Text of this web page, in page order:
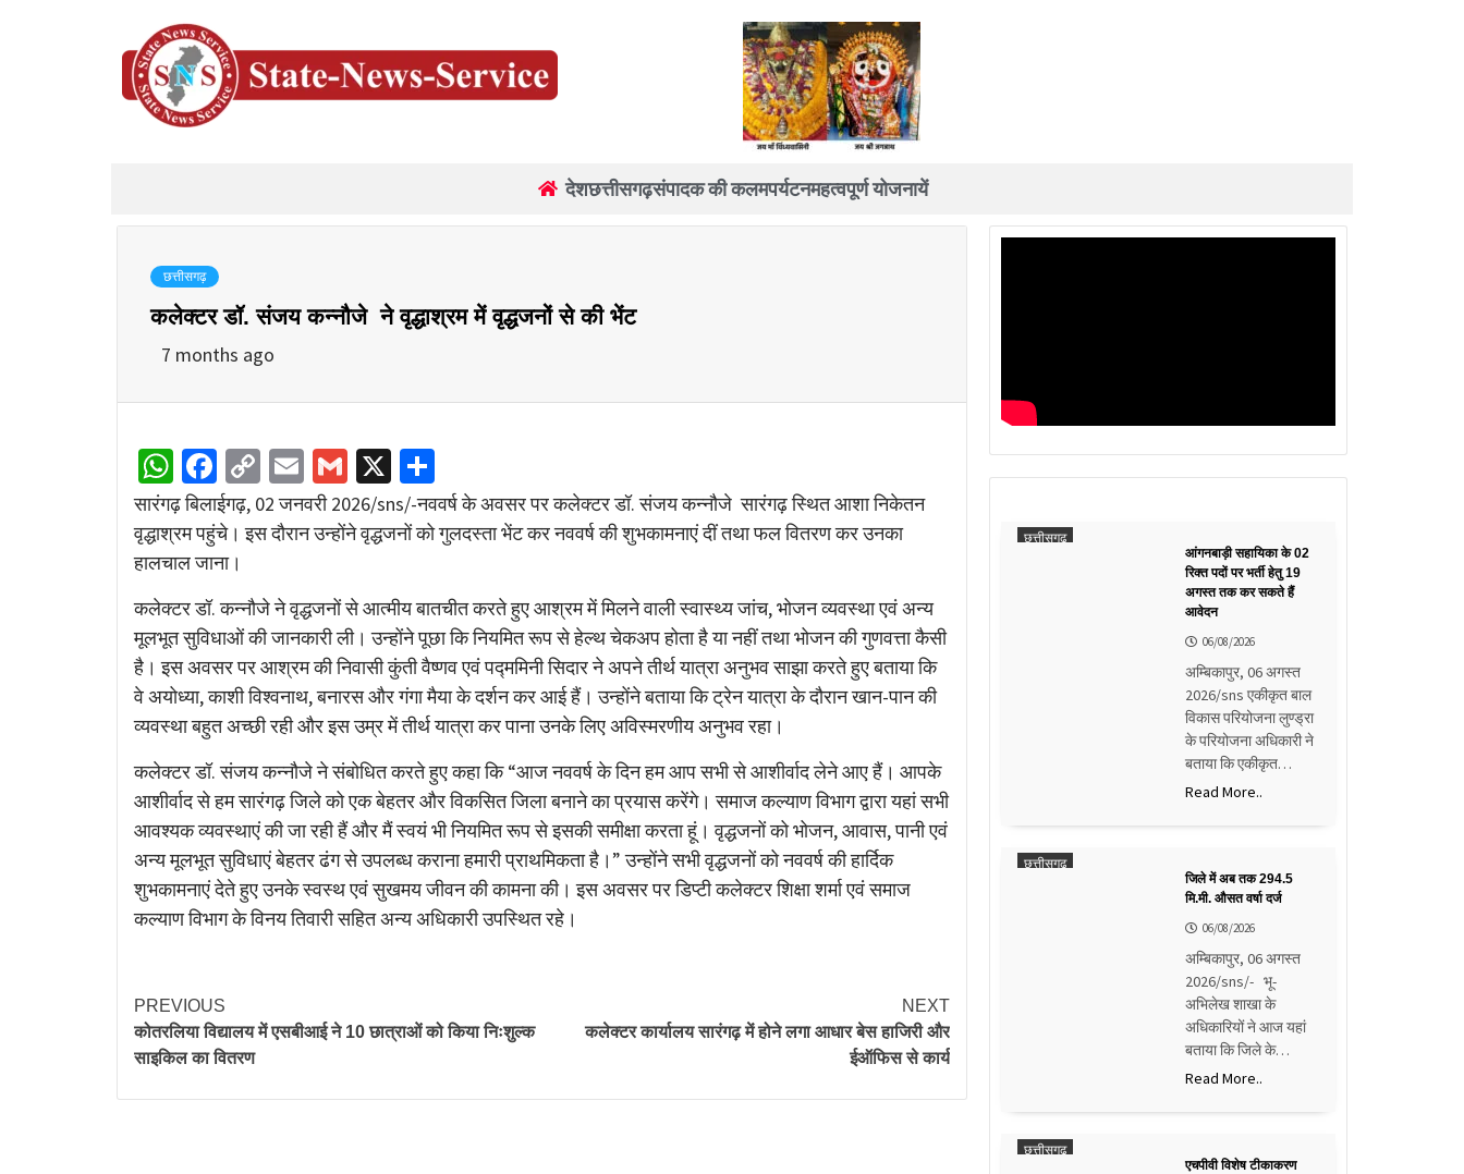
देशछत्तीसगढ़संपादक की कलमपर्यटनमहत्वपूर्ण योजनायें
छत्तीसगढ़
कलेक्टर डॉ. संजय कन्नौजे ने वृद्धाश्रम में वृद्धजनों से की भेंट
7 months ago
WhatsApp
Facebook
Copy
Link
EmailGmail
X
सारंगढ़ बिलाईगढ़, 02 जनवरी 2026/sns/-नववर्ष के अवसर पर कलेक्टर डॉ. संजय कन्नौजे सारंगढ़ स्थित आशा निकेतन
वृद्धाश्रम पहुंचे। इस दौरान उन्होंने वृद्धजनों को गुलदस्ता भेंट कर नववर्ष की शुभकामनाएं दीं तथा फल वितरण कर उनका
हालचाल जाना।
कलेक्टर डॉ. कन्नौजे ने वृद्धजनों से आत्मीय बातचीत करते हुए आश्रम में मिलने वाली स्वास्थ्य जांच, भोजन व्यवस्था एवं अन्य
मूलभूत सुविधाओं की जानकारी ली। उन्होंने पूछा कि नियमित रूप से हेल्थ चेकअप होता है या नहीं तथा भोजन की गुणवत्ता कैसी
है। इस अवसर पर आश्रम की निवासी कुंती वैष्णव एवं पद्ममिनी सिदार ने अपने तीर्थ यात्रा अनुभव साझा करते हुए बताया कि
वे अयोध्या, काशी विश्वनाथ, बनारस और गंगा मैया के दर्शन कर आई हैं। उन्होंने बताया कि ट्रेन यात्रा के दौरान खान-पान की
व्यवस्था बहुत अच्छी रही और इस उम्र में तीर्थ यात्रा कर पाना उनके लिए अविस्मरणीय अनुभव रहा।
कलेक्टर डॉ. संजय कन्नौजे ने संबोधित करते हुए कहा कि “आज नववर्ष के दिन हम आप सभी से आशीर्वाद लेने आए हैं। आपके
आशीर्वाद से हम सारंगढ़ जिले को एक बेहतर और विकसित जिला बनाने का प्रयास करेंगे। समाज कल्याण विभाग द्वारा यहां सभी
आवश्यक व्यवस्थाएं की जा रही हैं और मैं स्वयं भी नियमित रूप से इसकी समीक्षा करता हूं। वृद्धजनों को भोजन, आवास, पानी एवं
अन्य मूलभूत सुविधाएं बेहतर ढंग से उपलब्ध कराना हमारी प्राथमिकता है।” उन्होंने सभी वृद्धजनों को नववर्ष की हार्दिक
शुभकामनाएं देते हुए उनके स्वस्थ एवं सुखमय जीवन की कामना की। इस अवसर पर डिप्टी कलेक्टर शिक्षा शर्मा एवं समाज
कल्याण विभाग के विनय तिवारी सहित अन्य अधिकारी उपस्थित रहे।
PREVIOUS
कोतरलिया विद्यालय में एसबीआई ने 10 छात्राओं को किया निःशुल्क
साइकिल का वितरण
NEXT
कलेक्टर कार्यालय सारंगढ़ में होने लगा आधार बेस हाजिरी और
ईऑफिस से कार्य
छत्तीसगढ़
आंगनबाड़ी सहायिका के 02
रिक्त पदों पर भर्ती हेतु 19
अगस्त तक कर सकते हैं
आवेदन
06/08/2026
अम्बिकापुर, 06 अगस्त
2026/sns एकीकृत बाल
विकास परियोजना लुण्ड्रा
के परियोजना अधिकारी ने
बताया कि एकीकृत…
Read More..
छत्तीसगढ़
जिले में अब तक 294.5
मि.मी. औसत वर्षा दर्ज
06/08/2026
अम्बिकापुर, 06 अगस्त
2026/sns/- भू-
अभिलेख शाखा के
अधिकारियों ने आज यहां
बताया कि जिले के…
Read More..
छत्तीसगढ़
एचपीवी विशेष टीकाकरण